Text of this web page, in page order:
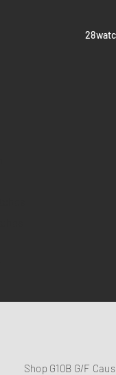
Shop G10B G/F